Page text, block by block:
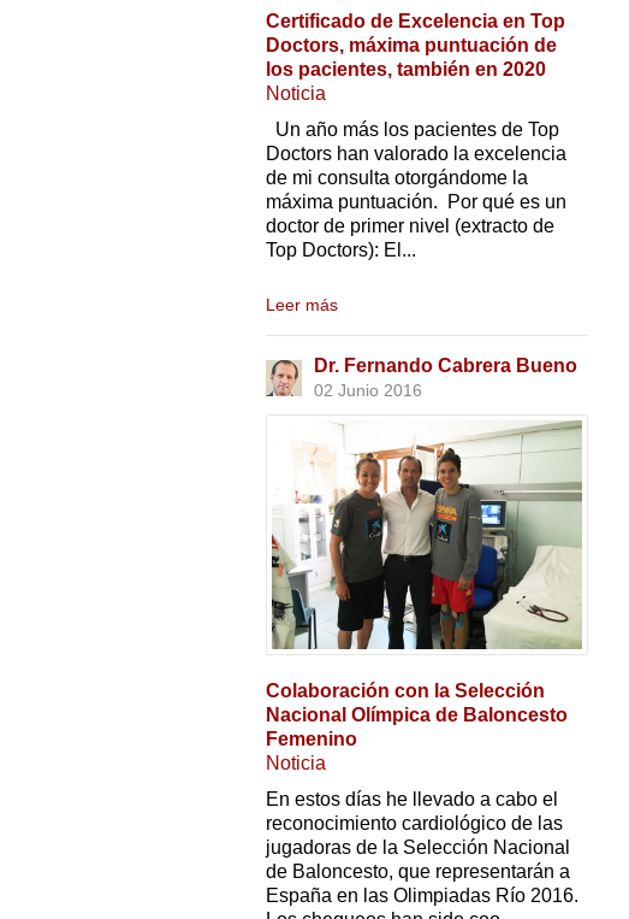
Certificado de Excelencia en Top
Doctors, máxima puntuación de
los pacientes, también en 2020
Noticia
Un año más los pacientes de Top
Doctors han valorado la excelencia
de mi consulta otorgándome la
máxima puntuación. Por qué es un
doctor de primer nivel (extracto de
Top Doctors): El...
Leer más
Dr. Fernando Cabrera Bueno
02 Junio 2016
Colaboración con la Selección
Nacional Olímpica de Baloncesto
Femenino
Noticia
En estos días he llevado a cabo el
reconocimiento cardiológico de las
jugadoras de la Selección Nacional
de Baloncesto, que representarán a
España en las Olimpiadas Río 2016.